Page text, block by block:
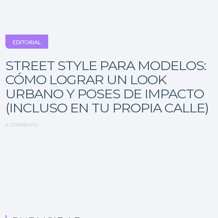
EDITORIAL
STREET STYLE PARA MODELOS:
CÓMO LOGRAR UN LOOK
URBANO Y POSES DE IMPACTO
(INCLUSO EN TU PROPIA CALLE)
0 COMMENTS